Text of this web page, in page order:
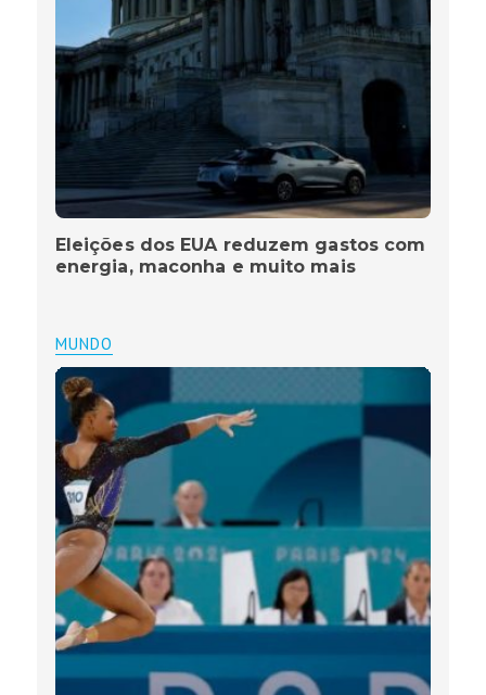
Eleições dos EUA reduzem gastos com
energia, maconha e muito mais
MUNDO